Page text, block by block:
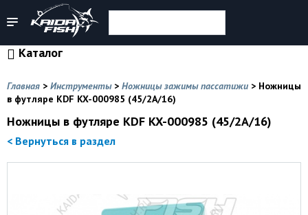
Каталог
Главная > Инструменты> Ножницы зажимы пассатижи > Ножницы
в футляре KDF KX-000985 (45/2A/16)
Ножницы в футляре KDF KX-000985 (45/2A/16)
< Вернуться в раздел